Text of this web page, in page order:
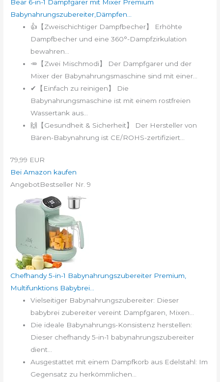
Bear 6-in-1 Dampfgarer mit Mixer Premium
Babynahrungszubereiter,Dämpfen...
👍【Zweischichtiger Dampfbecher】 Erhöhte
Dampfbecher und eine 360°-Dampfzirkulation
bewahren...
🥕【Zwei Mischmodi】 Der Dampfgarer und der
Mixer der Babynahrungsmaschine sind mit einer...
✔【Einfach zu reinigen】 Die
Babynahrungsmaschine ist mit einem rostfreien
Wassertank aus...
🙌【Gesundheit & Sicherheit】 Der Hersteller von
Bären-Babynahrung ist CE/ROHS-zertifiziert...
79,99 EUR
Bei Amazon kaufen
AngebotBestseller Nr. 9
Chefhandy 5-in-1 Babynahrungszubereiter Premium,
Multifunktions Babybrei...
Vielseitiger Babynahrungszubereiter: Dieser
babybrei zubereiter vereint Dampfgaren, Mixen...
Die ideale Babynahrungs-Konsistenz herstellen:
Dieser chefhandy 5-in-1 babynahrungszubereiter
dient...
Ausgestattet mit einem Dampfkorb aus Edelstahl: Im
Gegensatz zu herkömmlichen...